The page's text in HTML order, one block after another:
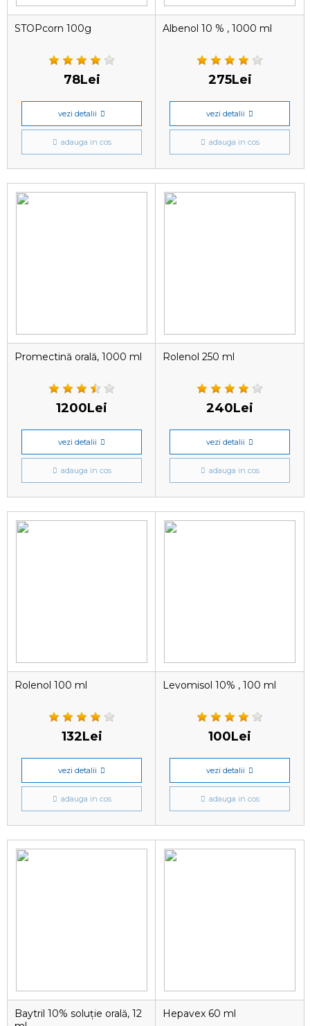
STOPcorn 100g
78Lei
vezi detalii
adauga in cos
Albenol 10 % , 1000 ml
275Lei
vezi detalii
adauga in cos
Promectină orală, 1000 ml
1200Lei
vezi detalii
adauga in cos
Rolenol 250 ml
240Lei
vezi detalii
adauga in cos
Rolenol 100 ml
132Lei
vezi detalii
adauga in cos
Levomisol 10% , 100 ml
100Lei
vezi detalii
adauga in cos
Baytril 10% soluție orală, 12
Hepavex 60 ml